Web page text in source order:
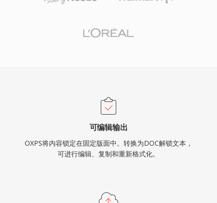
可编辑输出
OXPS将内容锁定在固定版面中。转换为DOC解锁文本，
可进行编辑、复制和重新格式化。